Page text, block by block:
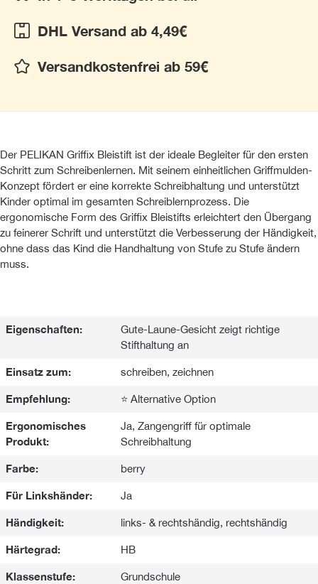
DHL Versand ab 4,49€
Versandkostenfrei ab 59€
Der PELIKAN Griffix Bleistift ist der ideale Begleiter für den ersten
Schritt zum Schreibenlernen. Mit seinem einheitlichen Griffmulden-
Konzept fördert er eine korrekte Schreibhaltung und unterstützt
Kinder optimal im gesamten Schreiblernprozess. Die
ergonomische Form des Griffix Bleistifts erleichtert den Übergang
zu feinerer Schrift und unterstützt die Verbesserung der Händigkeit,
ohne dass das Kind die Handhaltung von Stufe zu Stufe ändern
muss.
Eigenschaften:
Gute-Laune-Gesicht zeigt richtige
Stifthaltung an
Einsatz zum: schreiben, zeichnen
Empfehlung: ⭐ Alternative Option
Ergonomisches
Produkt:
Ja, Zangengriff für optimale
Schreibhaltung
Farbe: berry
Für Linkshänder: Ja
Händigkeit: links- & rechtshändig, rechtshändig
Härtegrad: HB
Klassenstufe: Grundschule